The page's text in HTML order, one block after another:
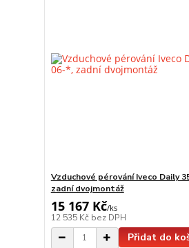
Vzduchové pérování Iveco Daily
zadní dvojmontáž
15 167 Kč/ks
12 535 Kč bez DPH
Přidat do